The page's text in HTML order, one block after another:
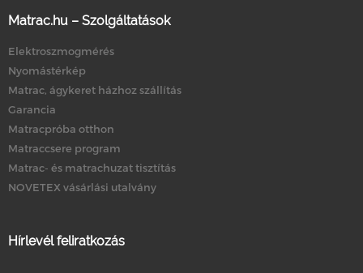
Matrac.hu – Szolgáltatások
Elektroszmogmérés
Nyomástérkép
Matrac, ágykeret házhoz szállítás
Garancia
Matracpróba otthon
Matraccsere program
Matrac- és matrachuzat tisztítás
NOVETEX vásárlási utalvány
Hírlevél feliratkozás